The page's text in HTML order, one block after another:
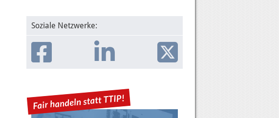
Soziale Netzwerke:
21.2.2025